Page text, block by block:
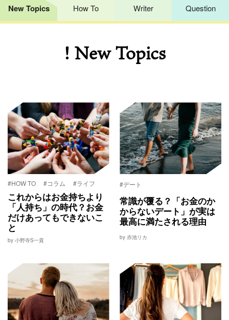
New Topics How To Writer Question
! New Topics
#HOW TO #コラム #ライフ
これからはお金持ちより
「人持ち」の時代？お金
だけあってもできないこ
と
by 小野寺S一貴
#デート
常識が覆る？「お金のか
からないデート」が実は
最高に満たされる理由
by 赤池リカ